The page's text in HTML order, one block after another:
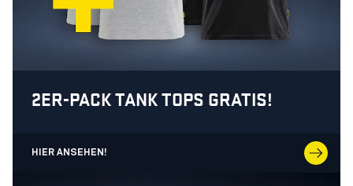
2ER-PACK TANK TOPS GRATIS!
HIER ANSEHEN!